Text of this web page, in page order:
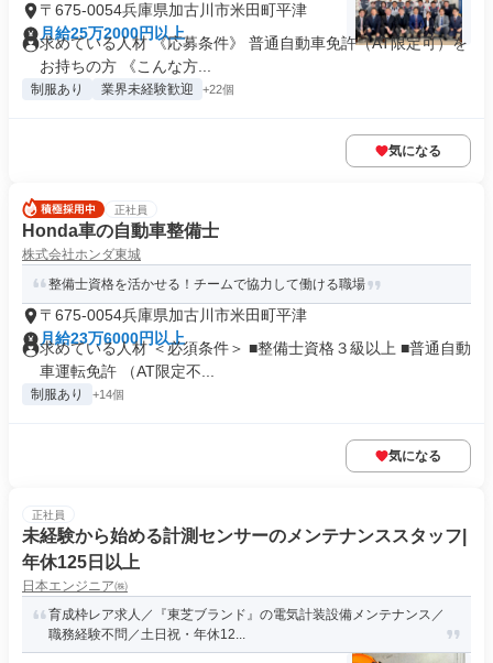
〒675-0054兵庫県加古川市米田町平津
月給25万2000円以上
求めている人材 《応募条件》 普通自動車免許（AT限定可）を
お持ちの方 《こんな方...
制服あり 業界未経験歓迎 +22個
気になる
正社員
Honda車の自動車整備士
株式会社ホンダ東城
整備士資格を活かせる！チームで協力して働ける職場
〒675-0054兵庫県加古川市米田町平津
月給23万6000円以上
求めている人材 ＜必須条件＞ ■整備士資格３級以上 ■普通自動
車運転免許 （AT限定不...
制服あり +14個
気になる
正社員
未経験から始める計測センサーのメンテナンススタッフ|
年休125日以上
日本エンジニア㈱
育成枠レア求人／『東芝ブランド』の電気計装設備メンテナンス／
職務経験不問／土日祝・年休12...